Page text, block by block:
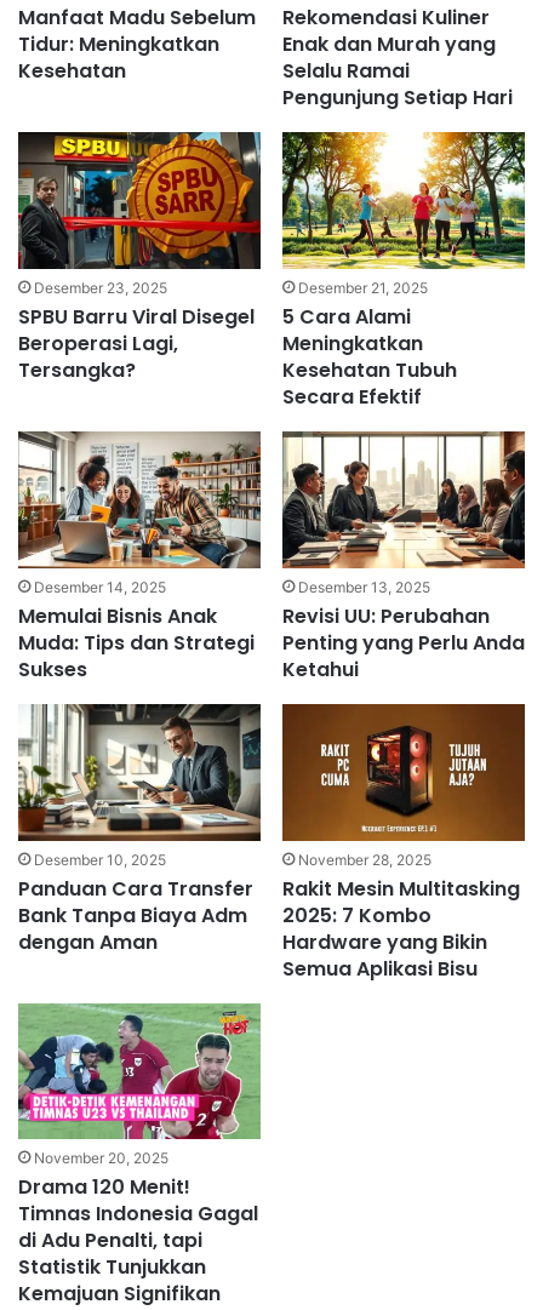
Manfaat Madu Sebelum
Tidur: Meningkatkan
Kesehatan
Rekomendasi Kuliner
Enak dan Murah yang
Selalu Ramai
Pengunjung Setiap Hari
Desember 23, 2025
SPBU Barru Viral Disegel
Beroperasi Lagi,
Tersangka?
Desember 21, 2025
5 Cara Alami
Meningkatkan
Kesehatan Tubuh
Secara Efektif
Desember 14, 2025
Memulai Bisnis Anak
Muda: Tips dan Strategi
Sukses
Desember 13, 2025
Revisi UU: Perubahan
Penting yang Perlu Anda
Ketahui
Desember 10, 2025
Panduan Cara Transfer
Bank Tanpa Biaya Adm
dengan Aman
November 28, 2025
Rakit Mesin Multitasking
2025: 7 Kombo
Hardware yang Bikin
Semua Aplikasi Bisu
November 20, 2025
Drama 120 Menit!
Timnas Indonesia Gagal
di Adu Penalti, tapi
Statistik Tunjukkan
Kemajuan Signifikan